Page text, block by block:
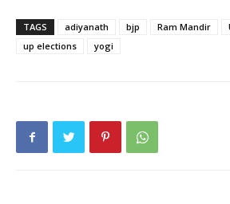
TAGS adiyanath bjp Ram Mandir
up elections
yogi